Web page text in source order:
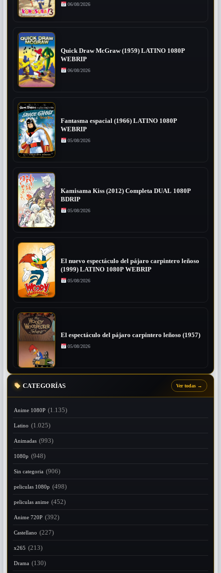
06/08/2026
Quick Draw McGraw (1959) LATINO 1080P
WEBRIP
06/08/2026
Fantasma espacial (1966) LATINO 1080P
WEBRIP
05/08/2026
Kamisama Kiss (2012) Completa DUAL 1080P
BDRIP
05/08/2026
El nuevo espectáculo del pájaro carpintero leñoso
(1999) LATINO 1080P WEBRIP
05/08/2026
El espectáculo del pájaro carpintero leñoso (1957)
05/08/2026
CATEGORÍAS Ver todas →
Anime 1080P (1.135)
Latino (1.025)
Animadas (993)
1080p (948)
Sin categoria (906)
peliculas 1080p (498)
peliculas anime (452)
Anime 720P (392)
Castellano (227)
x265 (213)
Drama (130)